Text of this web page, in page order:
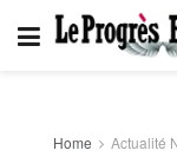
Home Actualité